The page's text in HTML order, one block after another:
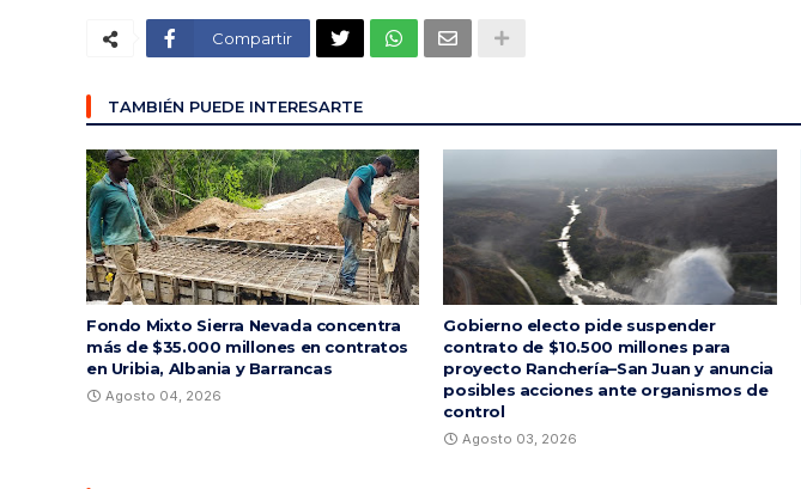
Compartir
TAMBIÉN PUEDE INTERESARTE
Fondo Mixto Sierra Nevada concentra
más de $35.000 millones en contratos
en Uribia, Albania y Barrancas
Agosto 04, 2026
Gobierno electo pide suspender
contrato de $10.500 millones para
proyecto Ranchería–San Juan y anuncia
posibles acciones ante organismos de
control
Agosto 03, 2026